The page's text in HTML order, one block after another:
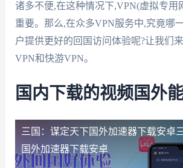
诸多不便,在这种情况下,VPN(虚拟专用
重要。那么,在众多VPN服务中,究竟哪
户提供更好的回国访问体验呢?让我们
VPN和快游VPN。
国内下载的视频国外能
三国：谋定天下国外加速器下载安卓
国外加速器下载安卓